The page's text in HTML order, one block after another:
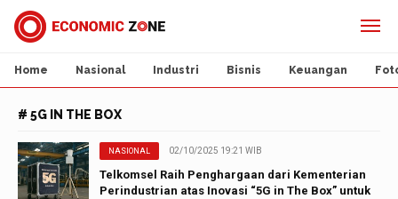
Home Nasional Industri Bisnis Keuangan
# 5G IN THE BOX
NASIONAL 02/10/2025 19:21 WIB
Telkomsel Raih Penghargaan dari Kementerian
Perindustrian atas Inovasi “5G in The Box” untuk